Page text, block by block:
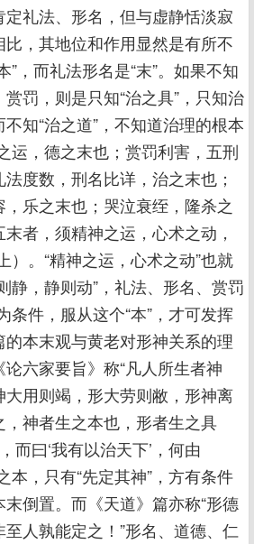
定礼法、形名，但与虚静恬淡寂
，其地位和作用显然是有所不
”，而礼法形名是“末”。如果不知
罚，则是只知“治之具”，只知治
知“治之道”，不知道治理的根本
运，德之末也；赏罚利害，五刑
度数，刑名比详，治之末也；
乐之末也；哭泣衰绖，隆杀之
者，须精神之运，心术之动，
）。“精神之运，心术之动”也就
静，静则动”，礼法、形名、赏罚
条件，服从这个“本”，才可发挥
本末观与黄老对形神关系的理
六家要旨》称“凡人所生者神
用则竭，形大劳则敝，形神离
神者生之本也，形者生之具
而曰‘我有以治天下’，何由
本，只有“先定其神”，方有条件
倒置。而《天道》篇亦称“形德
人孰能定之！”形名、道德、仁